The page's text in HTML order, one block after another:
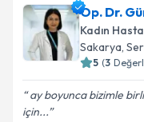
Op. Dr.
Kadın
Sakarya,
5 (3
ay boyunca bizimle
için...